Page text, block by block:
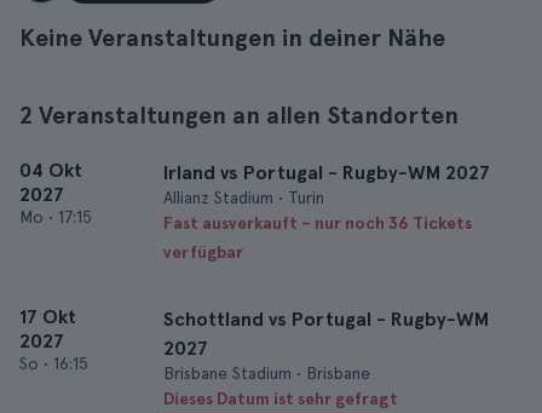
Keine Veranstaltungen in deiner Nähe
2 Veranstaltungen an allen Standorten
04 Okt
2027
Mo • 17:15
Irland vs Portugal - Rugby-WM 2027
Allianz Stadium • Turin
Fast ausverkauft – nur noch 36 Tickets
verfügbar
17 Okt
2027
So • 16:15
Schottland vs Portugal - Rugby-WM
2027
Brisbane Stadium • Brisbane
Dieses Datum ist sehr gefragt